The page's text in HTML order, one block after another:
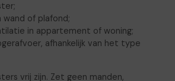
wand of plafond;
in appartement of woning;
afhankelijk van het type
vrij zijn. Zet geen manden,